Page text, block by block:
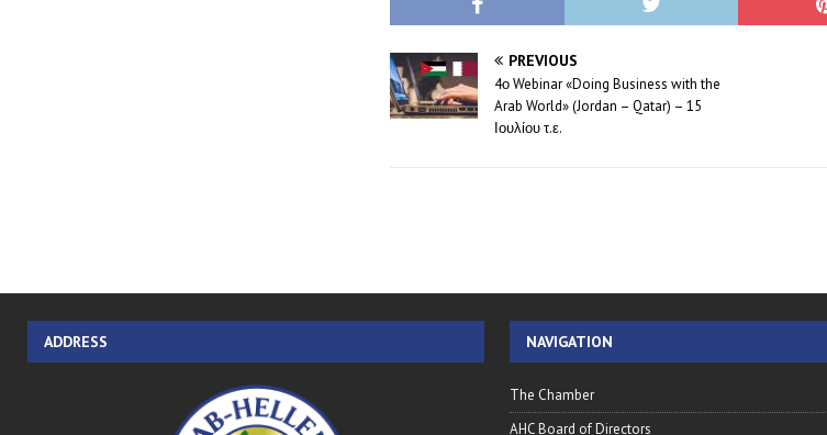
PREVIOUS
4ο Webinar «Doing Business with the
Arab World» (Jordan – Qatar) – 15
Ιουλίου τ.ε.
ADDRESS NAVIGATION
The Chamber
AHC Board of Directors